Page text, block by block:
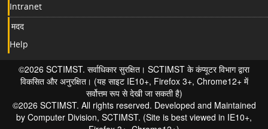
Intranet
मदद
Help
©2026 SCTIMST. सर्वाधिकार सुरक्षित। SCTIMST के कंप्यूटर विभाग द्वारा
विकसित और अनुरक्षित। (यह साइट IE10+, Firefox 3+, Chrome12+ में
सर्वोत्तम रूप से देखी जा सकती है)
©2026 SCTIMST. All rights reserved. Developed and Maintained
by Computer Division, SCTIMST. (Site is best viewed in IE10+,